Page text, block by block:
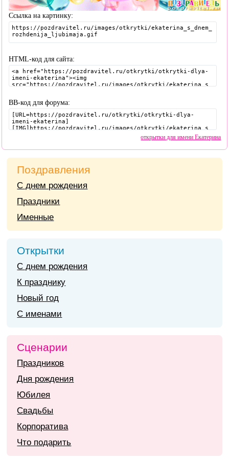
Ссылка на картинку:
HTML-код для сайта:
BB-код для форума:
открытки для имени Екатерина
Поздравления
С днем рождения
Праздники
Именные
Открытки
С днем рождения
К празднику
Новый год
С именами
Сценарии
Праздников
Дня рождения
Юбилея
Свадьбы
Корпоратива
Что подарить